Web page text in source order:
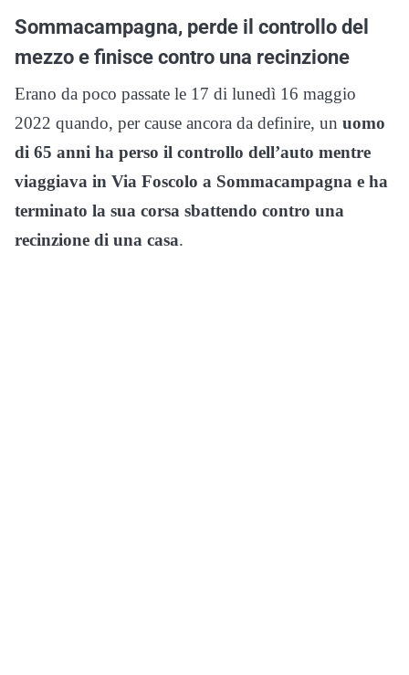
Sommacampagna, perde il controllo del
mezzo e finisce contro una recinzione
Erano da poco passate le 17 di lunedì 16 maggio
2022 quando, per cause ancora da definire, un uomo
di 65 anni ha perso il controllo dell’auto mentre
viaggiava in Via Foscolo a Sommacampagna e ha
terminato la sua corsa sbattendo contro una
recinzione di una casa.